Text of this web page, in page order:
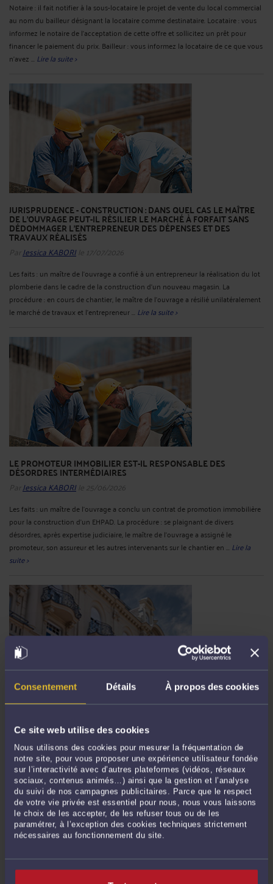
Consentement Détails À propos des cookies
Ce site web utilise des cookies
Nous utilisons des cookies pour mesurer la fréquentation de
notre site, pour vous proposer une expérience utilisateur fondée
sur l’interactivité avec d’autres plateformes (vidéos, réseaux
sociaux, contenus animés…) ainsi que la gestion et l’analyse
du suivi de nos campagnes publicitaires. Parce que le respect
de votre vie privée est essentiel pour nous, nous vous laissons
le choix de les accepter, de les refuser tous ou de les
paramétrer, à l’exception des cookies techniques strictement
nécessaires au fonctionnement du site.
Notaire : il fait notifier à la sous-locataire le projet de vente du local commercial
au nom du bailleur désignant la locataire comme destinataire. Locataire : vous
informez le notaire de l’acceptation de cette offre et sollicitez un prêt pour
financer le paiement du prix. Bailleur : vous informez la locataire de ce que vous
n’avez ... Lire la suite >
JURISPRUDENCE - CONSTRUCTION : DANS QUEL CAS LE MAÎTRE
DE L’OUVRAGE PEUT-IL RÉSILIER LE MARCHÉ À FORFAIT SANS
DÉDOMMAGER L’ENTREPRENEUR DES DÉPENSES ET DES
TRAVAUX RÉALISÉS
Par Jessica KABORI le 17/07/2026
Les faits : un maître de l’ouvrage a confié à un entrepreneur la réalisation du lot
plomberie dans le cadre de la construction d’un nouveau magasin. La
procédure : en cours de chantier, le maître de l’ouvrage a résilié unilatéralement
le marché de travaux et l’entrepreneur ... Lire la suite >
LE PROMOTEUR IMMOBILIER EST-IL RESPONSABLE DES
DÉSORDRES INTERMÉDIAIRES
Par Jessica KABORI le 25/06/2026
Les faits : un maître de l’ouvrage a conclu un contrat de promotion immobilière
pour la construction d’un EHPAD. La procédure : se plaignant de divers
désordres, après expertise judiciaire, le maître de l’ouvrage a assigné le
promoteur, son assureur et les autres intervenants sur le chantier en ... Lire la
suite >
ParJessica KABORIle 03/06/2026
Les faits : les vendeurs ont acquis un appartement et un emplacement de
stationnement au prix de 615.000€ qu'ils ont revendus aux acquéreurs au prix
de 710.000 €. La procédure : les acquéreurs ont assigné les vendeurs en
réparation de leurs préjudices sur le fondement du dol, se plaignant du
comportement ...Lire la suite >